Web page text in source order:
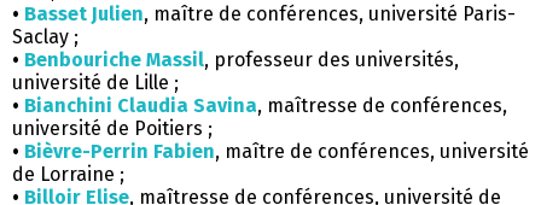
• Basset Julien, maître de conférences, université Paris-
Saclay ;
• Benbouriche Massil, professeur des universités,
université de Lille ;
• Bianchini Claudia Savina, maîtresse de conférences,
université de Poitiers ;
• Bièvre-Perrin Fabien, maître de conférences, université
de Lorraine ;
• Billoir Elise, maîtresse de conférences, université de